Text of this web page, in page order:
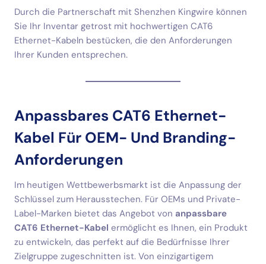
Durch die Partnerschaft mit Shenzhen Kingwire können
Sie Ihr Inventar getrost mit hochwertigen CAT6
Ethernet-Kabeln bestücken, die den Anforderungen
Ihrer Kunden entsprechen.
Anpassbares CAT6 Ethernet-
Kabel Für OEM- Und Branding-
Anforderungen
Im heutigen Wettbewerbsmarkt ist die Anpassung der
Schlüssel zum Herausstechen. Für OEMs und Private-
Label-Marken bietet das Angebot von anpassbare
CAT6 Ethernet-Kabel ermöglicht es Ihnen, ein Produkt
zu entwickeln, das perfekt auf die Bedürfnisse Ihrer
Zielgruppe zugeschnitten ist. Von einzigartigem